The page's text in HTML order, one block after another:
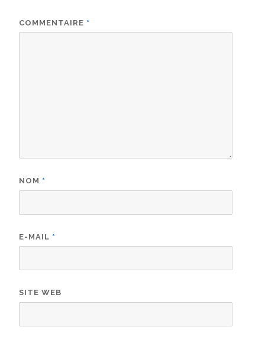
COMMENTAIRE *
NOM *
E-MAIL *
SITE WEB